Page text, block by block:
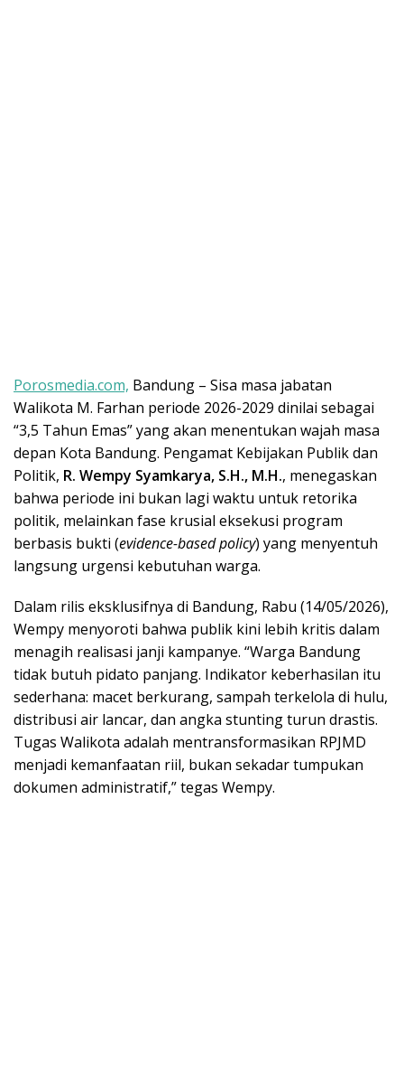
​Porosmedia.com, Bandung – Sisa masa jabatan
Walikota M. Farhan periode 2026-2029 dinilai sebagai
“3,5 Tahun Emas” yang akan menentukan wajah masa
depan Kota Bandung. Pengamat Kebijakan Publik dan
Politik, R. Wempy Syamkarya, S.H., M.H., menegaskan
bahwa periode ini bukan lagi waktu untuk retorika
politik, melainkan fase krusial eksekusi program
berbasis bukti (evidence-based policy) yang menyentuh
langsung urgensi kebutuhan warga.
​Dalam rilis eksklusifnya di Bandung, Rabu (14/05/2026),
Wempy menyoroti bahwa publik kini lebih kritis dalam
menagih realisasi janji kampanye. “Warga Bandung
tidak butuh pidato panjang. Indikator keberhasilan itu
sederhana: macet berkurang, sampah terkelola di hulu,
distribusi air lancar, dan angka stunting turun drastis.
Tugas Walikota adalah mentransformasikan RPJMD
menjadi kemanfaatan riil, bukan sekadar tumpukan
dokumen administratif,” tegas Wempy.